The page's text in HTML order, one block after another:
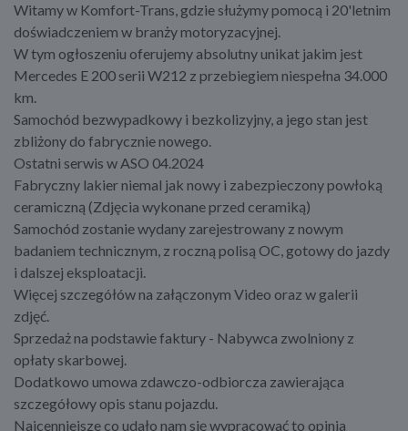
Witamy w Komfort-Trans, gdzie służymy pomocą i 20'letnim
doświadczeniem w branży motoryzacyjnej.
W tym ogłoszeniu oferujemy absolutny unikat jakim jest
Mercedes E 200 serii W212 z przebiegiem niespełna 34.000
km.
Samochód bezwypadkowy i bezkolizyjny, a jego stan jest
zbliżony do fabrycznie nowego.
Ostatni serwis w ASO 04.2024
Fabryczny lakier niemal jak nowy i zabezpieczony powłoką
ceramiczną (Zdjęcia wykonane przed ceramiką)
Samochód zostanie wydany zarejestrowany z nowym
badaniem technicznym, z roczną polisą OC, gotowy do jazdy
i dalszej eksploatacji.
Więcej szczegółów na załączonym Video oraz w galerii
zdjęć.
Sprzedaż na podstawie faktury - Nabywca zwolniony z
opłaty skarbowej.
Dodatkowo umowa zdawczo-odbiorcza zawierająca
szczegółowy opis stanu pojazdu.
Najcenniejsze co udało nam się wypracować to opinia